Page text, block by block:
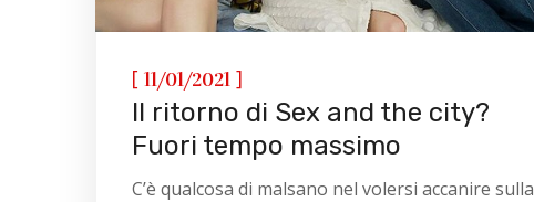
[ 11/01/2021 ]
Il ritorno di Sex and the city?
Fuori tempo massimo
C’è qualcosa di malsano nel volersi accanire sulla